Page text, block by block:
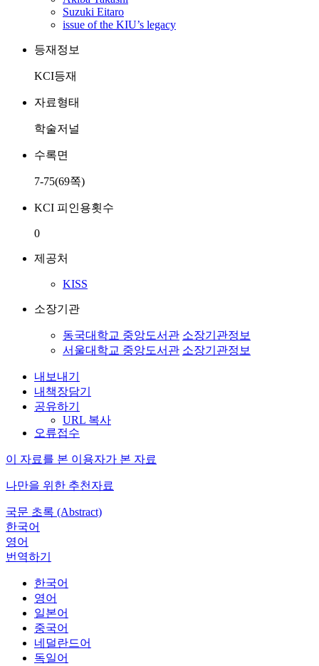
Suzuki Eitaro
issue of the KIU’s legacy
등재정보
KCI등재
자료형태
학술저널
수록면
7-75(69쪽)
KCI 피인용횟수
0
제공처
KISS
소장기관
동국대학교 중앙도서관 소장기관정보
서울대학교 중앙도서관 소장기관정보
내보내기
내책장담기
공유하기
URL 복사
오류접수
이 자료를 본 이용자가 본 자료
나만을 위한 추천자료
국문 초록 (Abstract)
한국어
영어
번역하기
한국어
영어
일본어
중국어
네덜란드어
독일어